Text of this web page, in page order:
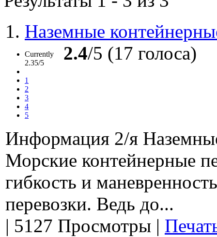
Осуществим перевозку любых типов контейнеров по
Имеем в наличии любой тип автотранспорта.
Контейнерные перевозки осуществляются в несколько этапов
наземной перевозки (доставки) грузов. Связывающим их
порты. Также порты являются внешней таможенной
портах происходит целый ряд сложных технологических
процессов и формальностей. Прохождение данных операций и
внутрипортовое экспедирование.
1. Наземные
Currently
2.35/5
1
2
3
4
5
2.4/5 (17 голоса)
Информация 2/я
Морские контейнерные
гибкость и
перевозки. Ведь до...
| 5127 Просмотры |